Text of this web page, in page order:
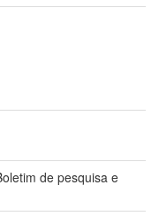
de pesquisa e